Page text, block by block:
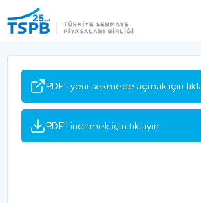
Close
PDF'i yeni sekmede açmak için
PDF'i indirmek için tıklayın.